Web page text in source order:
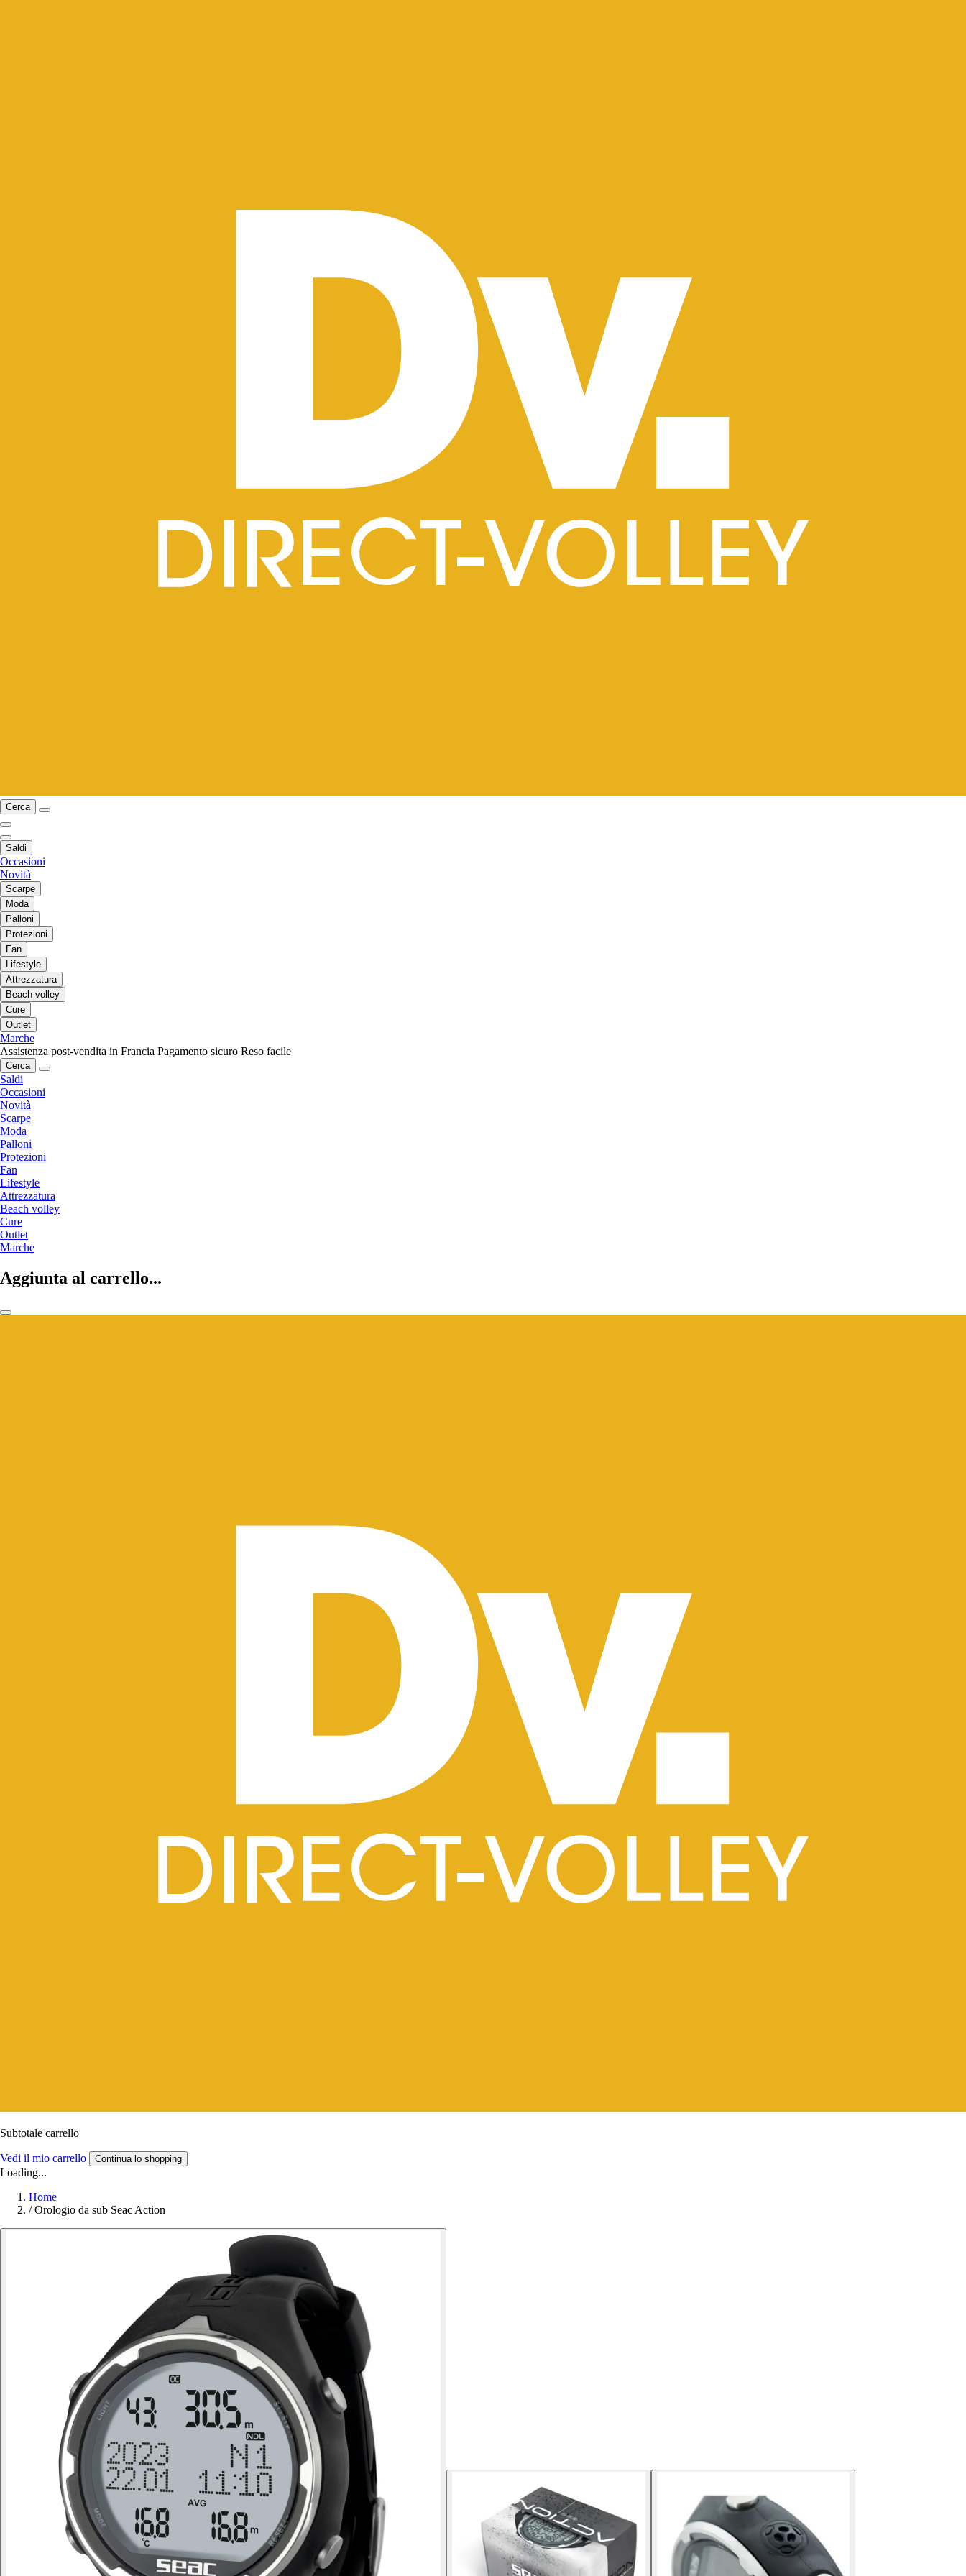
Cerca
Saldi
Occasioni
Novità
Scarpe
Moda
Palloni
Protezioni
Fan
Lifestyle
Attrezzatura
Beach volley
Cure
Outlet
Marche
Assistenza post-vendita in Francia Pagamento sicuro Reso facile
Cerca
Saldi
Occasioni
Novità
Scarpe
Moda
Palloni
Protezioni
Fan
Lifestyle
Attrezzatura
Beach volley
Cure
Outlet
Marche
Aggiunta al carrello...
Subtotale carrello
Vedi il mio carrello Continua lo shopping
Loading...
Home
/ Orologio da sub Seac Action